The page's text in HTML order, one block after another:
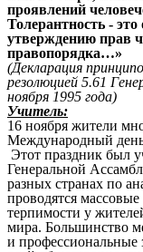
проявлений
Толерантность - это
утверждению прав
правопорядка…»
(Декларация
резолюцией 5.61
ноября 1995 года)
Учитель:
16 ноября жители
Международный
Этот праздник был
Генеральной
разных странах по
проводятся
терпимости у
мира. Большинство
и профессиональные